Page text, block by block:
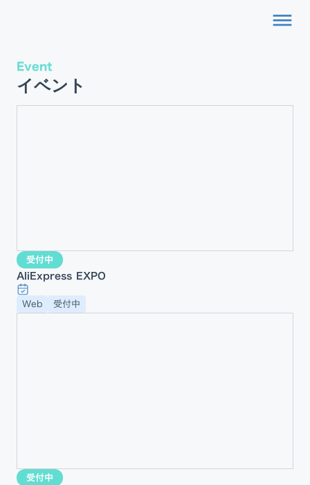
dehaze
Event
イベント
受付中
AliExpress EXPO
Web 受付中
受付中